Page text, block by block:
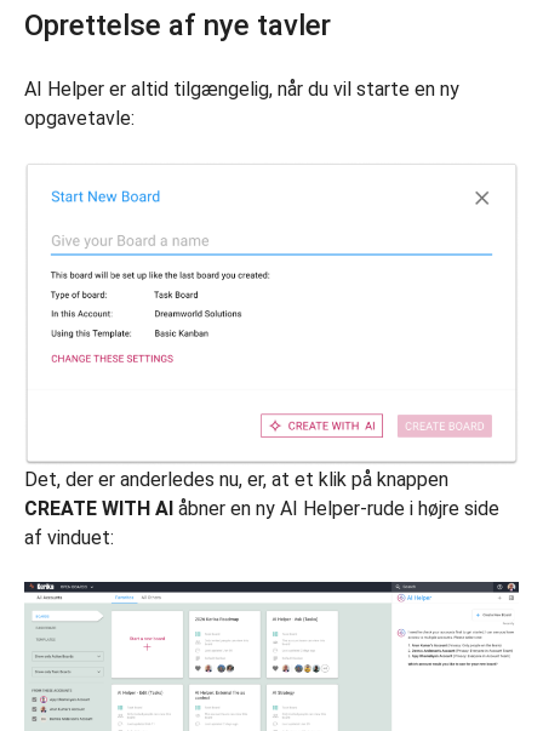
Oprettelse af nye tavler
AI Helper er altid tilgængelig, når du vil starte en ny
opgavetavle:
Det, der er anderledes nu, er, at et klik på knappen
CREATE WITH AI åbner en ny AI Helper-rude i højre side
af vinduet: